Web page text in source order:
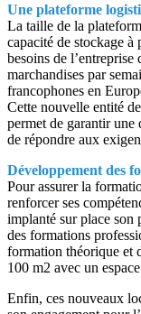
Une plateforme
La taille de la
capacité de stockage
besoins de
marchandises par
francophones en
Cette nouvelle entité
permet de garantir
de répondre aux
Développement des
Pour assurer la
renforcer ses
implanté sur place son
des formations
formation théorique et
100 m2 avec un
Enfin, ces nouveaux